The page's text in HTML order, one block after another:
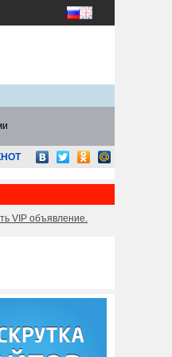
VIP объявление.